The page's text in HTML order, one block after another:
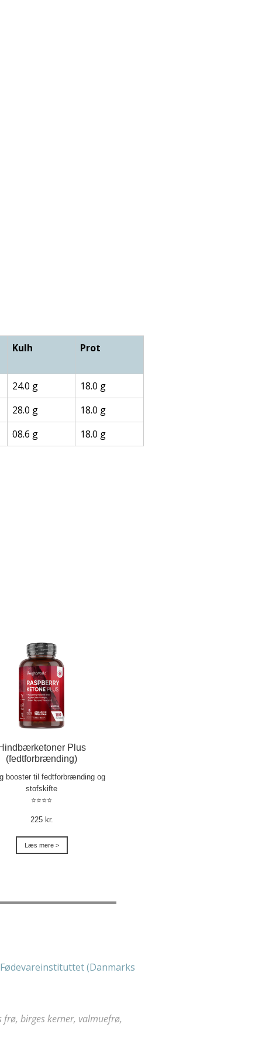
Kulh Prot
24.0 g
18.0 g
28.0 g
18.0 g
08.6 g 18.0 g
Plus
(fedtforbrænding)
booster til fedtforbrænding og
stofskifte
⭐⭐⭐⭐
225 kr.
Læs mere >
(Danmarks
birges kerner, valmuefrø,